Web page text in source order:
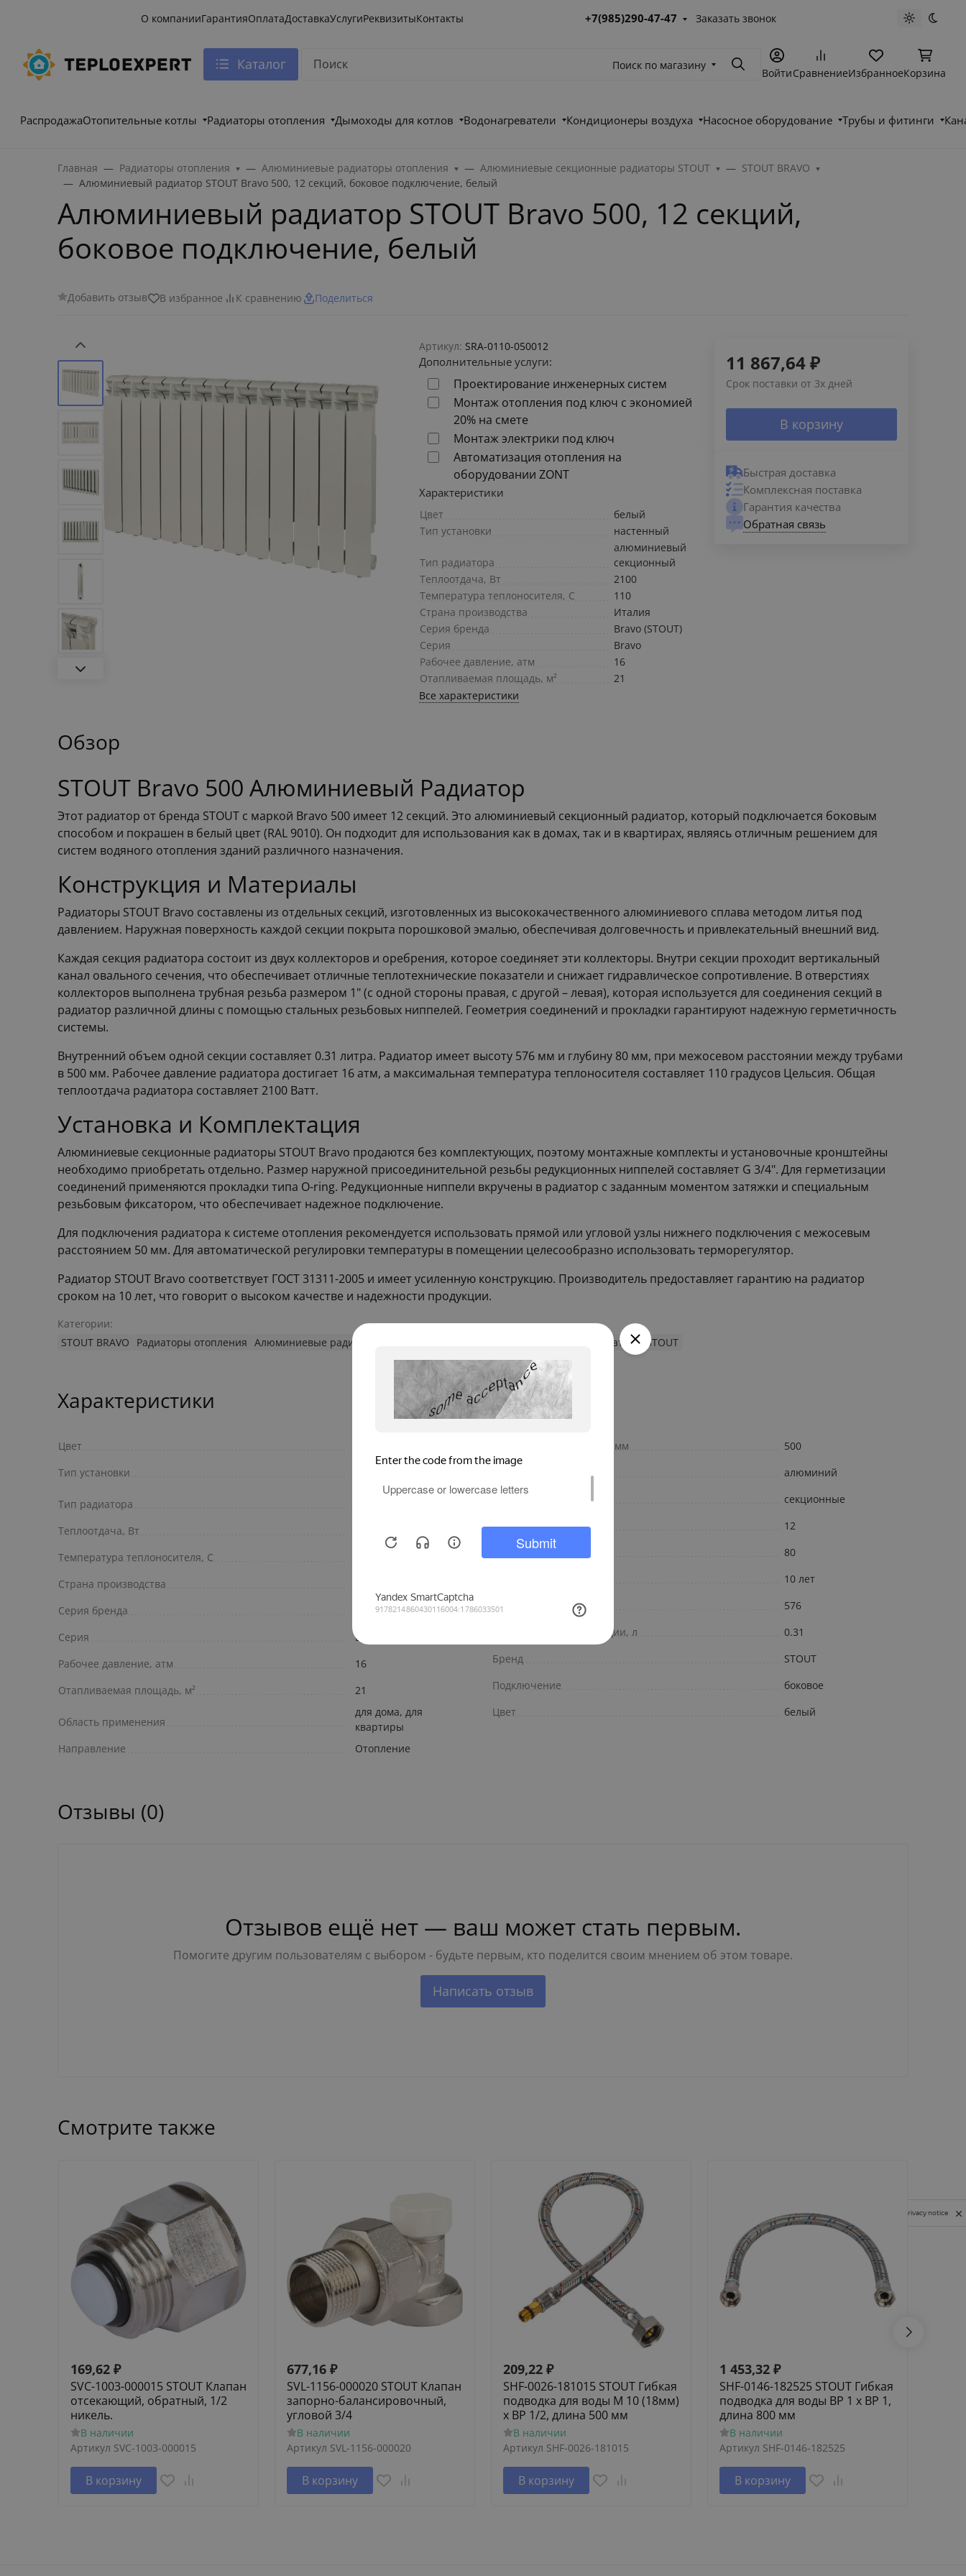
О компанииГарантияОплатаДоставкаУслугиРеквизитыКонтакты +7(985)290-47-47 Заказать звонок Светлая
Каталог Поиск по магазину ПоискВойтиСравнениеИзбранноеКорзина
РаспродажаОтопительные котлы Радиаторы отопления Дымоходы для котлов Водонагреватели Кондиционеры воздуха Насосное оборудование Трубы и фитинги
Главная Радиаторы отопления Алюминиевые радиаторы отопления Алюминиевые секционные радиаторы STOUT
STOUT BRAVO
Алюминиевый радиатор STOUT Bravo 500, 12 секций, боковое подключение, белый
Алюминиевый радиатор STOUT Bravo 500, 12 секций,
боковое подключение, белый
Добавить отзыв В избранное К сравнению Поделиться
Артикул: SRA-0110-050012
Дополнительные услуги:
Проектирование инженерных систем
Монтаж отопления под ключ с экономией
20% на смете
Монтаж электрики под ключ
Автоматизация отопления на
оборудовании ZONT
Характеристики
Цвет
белый
Тип установки
настенный
Тип радиатора
алюминиевый
секционный
Теплоотдача, Вт
2100
Температура теплоносителя, С
110
Страна производства
Италия
Серия бренда
Bravo (STOUT)
Серия
Bravo
Рабочее давление, атм
16
Отапливаемая площадь, м²
21
Все характеристики
11 867,64₽
Срок поставки от 3х дней
В корзину
Быстрая доставка
Комплексная поставка
Гарантия качества
Обратная связь
Обзор
STOUT Bravo 500 Алюминиевый Радиатор
Этот радиатор от бренда STOUT с маркой Bravo 500 имеет 12 секций. Это алюминиевый секционный радиатор, который подключается боковым
способом и покрашен в белый цвет (RAL 9010). Он подходит для использования как в домах, так и в квартирах, являясь отличным решением для
систем водяного отопления зданий различного назначения.
Конструкция и Материалы
Радиаторы STOUT Bravo составлены из отдельных секций, изготовленных из высококачественного алюминиевого сплава методом литья под
давлением. Наружная поверхность каждой секции покрыта порошковой эмалью, обеспечивая долговечность и привлекательный внешний вид.
Каждая секция радиатора состоит из двух коллекторов и оребрения, которое соединяет эти коллекторы. Внутри секции проходит вертикальный
канал овального сечения, что обеспечивает отличные теплотехнические показатели и снижает гидравлическое сопротивление. В отверстиях
коллекторов выполнена трубная резьба размером 1" (с одной стороны правая, с другой – левая), которая используется для соединения секций в
радиатор различной длины с помощью стальных резьбовых ниппелей. Геометрия соединений и прокладки гарантируют надежную герметичность
системы.
Внутренний объем одной секции составляет 0.31 литра. Радиатор имеет высоту 576 мм и глубину 80 мм, при межосевом расстоянии между трубами
в 500 мм. Рабочее давление радиатора достигает 16 атм, а максимальная температура теплоносителя составляет 110 градусов Цельсия. Общая
теплоотдача радиатора составляет 2100 Ватт.
Установка и Комплектация
Алюминиевые секционные радиаторы STOUT Bravo продаются без комплектующих, поэтому монтажные комплекты и установочные кронштейны
необходимо приобретать отдельно. Размер наружной присоединительной резьбы редукционных ниппелей составляет G 3/4". Для герметизации
соединений применяются прокладки типа O-ring. Редукционные ниппели вкручены в радиатор с заданным моментом затяжки и специальным
резьбовым фиксатором, что обеспечивает надежное подключение.
Для подключения радиатора к системе отопления рекомендуется использовать прямой или угловой узлы нижнего подключения с межосевым
расстоянием 50 мм. Для автоматической регулировки температуры в помещении целесообразно использовать терморегулятор.
Радиатор STOUT Bravo соответствует ГОСТ 31311-2005 и имеет усиленную конструкцию. Производитель предоставляет гарантию на радиатор
сроком на 10 лет, что говорит о высоком качестве и надежности продукции.
Категории:
STOUT BRAVO
Радиаторы отопления Алюминиевые радиаторы отопления Алюминиевые секционные радиаторы STOUT
Характеристики
Цвет
Тип установки
Тип радиатора
алюминиевый
Теплоотдача, Вт
Температура теплоносителя, С
Страна производства
Серия бренда
Bravo (STOUT)
Серия
Bravo
Рабочее давление, атм
16
Отапливаемая площадь, м²
21
Область применения
для дома, для
квартиры
Направление
Отопление
Межосевое расстояние, мм
500
алюминий
секционные
Количество секций
12
Глубина, мм
80
10 лет
Высота, мм
576
Внутренний объем секции, л
0.31
Бренд
STOUT
Подключение
боковое
Цвет
белый
Отзывы (0)
Отзывов ещё нет — ваш может стать первым.
Помогите другим пользователям с выбором - будьте первым, кто поделится своим мнением об этом товаре.
Написать отзыв
Смотрите также
169,62 ₽
SVC-1003-000015 STOUT Клапан
отсекающий, обратный, 1/2
никель.
В наличии
Артикул SVC-1003-000015
В корзину
677,16 ₽
SVL-1156-000020 STOUT Клапан
запорно-балансировочный,
угловой 3/4
В наличии
Артикул SVL-1156-000020
В корзину
209,22 ₽
SHF-0026-181015 STOUT Гибкая
подводка для воды M 10 (18мм)
х ВР 1/2, длина 500 мм
В наличии
Артикул SHF-0026-181015
В корзину
1 453,32 ₽
SHF-0146-182525 STOUT Гибкая
подводка для воды ВР 1 х ВР 1,
длина 800 мм
В наличии
Артикул SHF-0146-182525
В корзину
Privacy notice